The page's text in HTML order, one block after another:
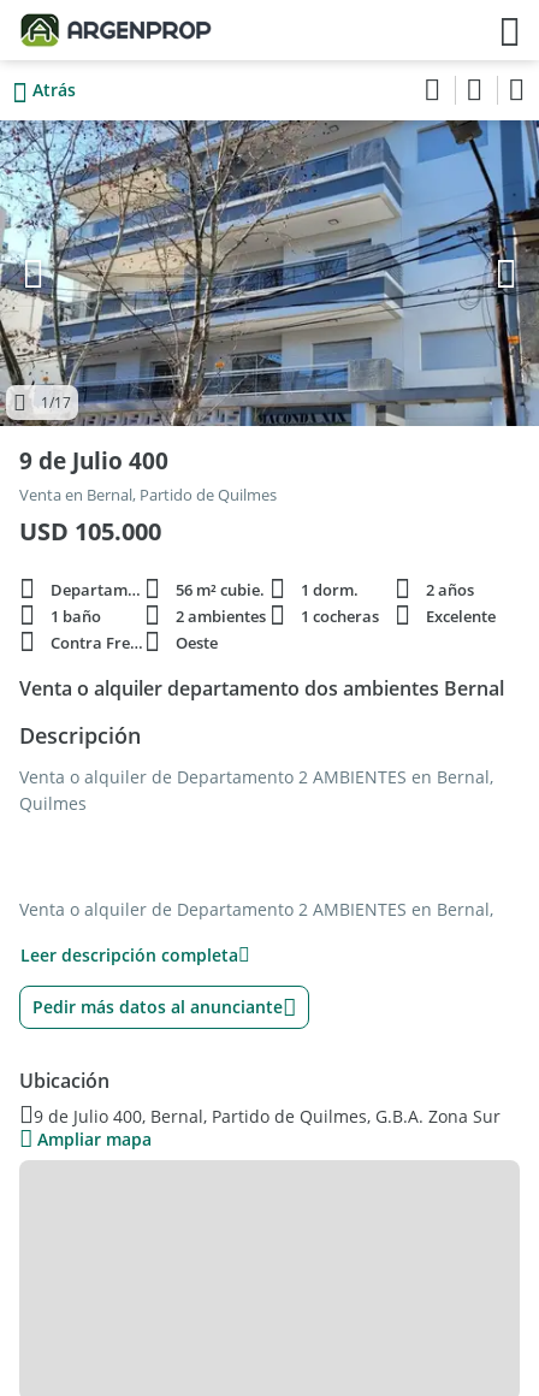
Atrás
1/17
9 de Julio 400
Venta en Bernal, Partido de Quilmes
USD 105.000
Departamento 56 m² cubie. 1 dorm.
2 años
1 baño
2 ambientes 1 cocheras
Excelente
Contra Frente
Oeste
Venta o alquiler departamento dos ambientes Bernal
Descripción
Venta o alquiler de Departamento 2 AMBIENTES en Bernal,
Quilmes
Venta o alquiler de Departamento 2 AMBIENTES en Bernal,
Bernal. Amplio living comedor con salida a balcón por
ventanales, cocina independiente con alacenas, bajo
mesadas y extractor. Cómodo dormitorio con placard en
parrilla y lavadero. Cochera cubierta en subsuelo. Calefacción
por Losa Radiante. Conexión para Aire Acondicionado.
Leer descripción completa
Pedir más datos al anunciante
Ubicación
9 de Julio 400, Bernal, Partido de Quilmes, G.B.A. Zona Sur
Ampliar mapa